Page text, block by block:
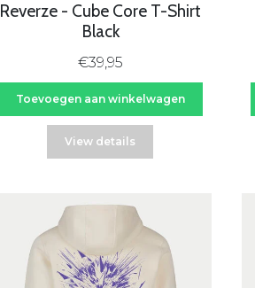
Reverze - Cube Core T-Shirt
Black
€39,95
Toevoegen aan winkelwagen
View details